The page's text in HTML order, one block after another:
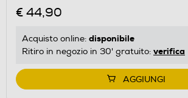
€ 44,90
Acquisto online: disponibile
Ritiro in negozio in 30' gratuito: verifica
AGGIUNGI